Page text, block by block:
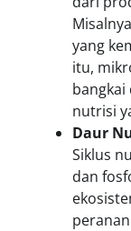
yang
itu,
bangkai
nutrisi
Daur
Siklus
dan